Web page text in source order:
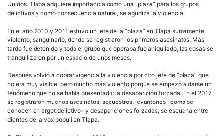
Unidos. Tlapa adquiere importancia como una “plaza” para los grupos
delictivos y como consecuencia natural, se agudiza la violencia.
En el año 2010 y 2011 estuvo un jefe de la “plaza” en Tlapa sumamente
violento, sanguinario, donde se registraron los primeros asesinatos. Más
tarde fue detenido y todo el grupo que operaba fue aniquilado, las cosas se
tranquilizaron por un espacio de unos meses.
Después volvió a cobrar vigencia la violencia por otro jefe de “plaza” que
no era muy visible, pero mucho más violento porque se empezó a darse un
fenómeno que no se había presentado: la desaparición forzada. En el 2017
se registraron muchos asesinatos, secuestros, levantones -como se
conocen en argot delictivo- y desapariciones forzadas, se escucha entre
dientes de la vox populi en Tlapa.